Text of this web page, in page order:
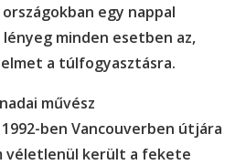
egy nappal
minden esetben az,
a túlfogyasztásra.
művész
ben Vancouverben útjára
véletlenül került a fekete